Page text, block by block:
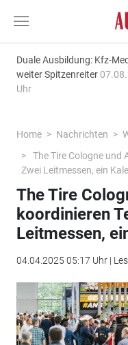
Duale Ausbildung: Kfz-
weiter Spitzenreiter
Uhr
Home Nachrichten
The Tire Cologne und
Zwei Leitmessen, ein
The Tire
koordinieren
Leitmessen,
04.04.2025 05:17 Uhr |